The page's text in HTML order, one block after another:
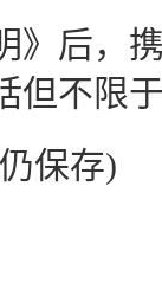
》后，
但不限
保存)